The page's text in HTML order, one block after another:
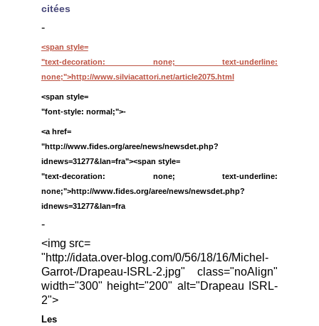
citées
-
<span style=
"text-decoration: none; text-underline:
none;">http://www.silviacattori.net/article2075.html
<span style=
"font-style: normal;">-
<a href=
"http://www.fides.org/aree/news/newsdet.php?
idnews=31277&lan=fra"><span style=
"text-decoration: none; text-underline:
none;">http://www.fides.org/aree/news/newsdet.php?
idnews=31277&lan=fra
-
<img src=
"http://idata.over-blog.com/0/56/18/16/Michel-
Garrot-/Drapeau-ISRL-2.jpg" class="noAlign"
width="300" height="200" alt="Drapeau ISRL-
2">
Les